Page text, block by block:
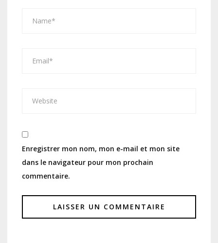
Enregistrer mon nom, mon e-mail et mon site
dans le navigateur pour mon prochain
commentaire.